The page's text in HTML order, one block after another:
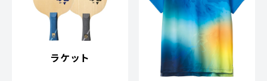
ラケット